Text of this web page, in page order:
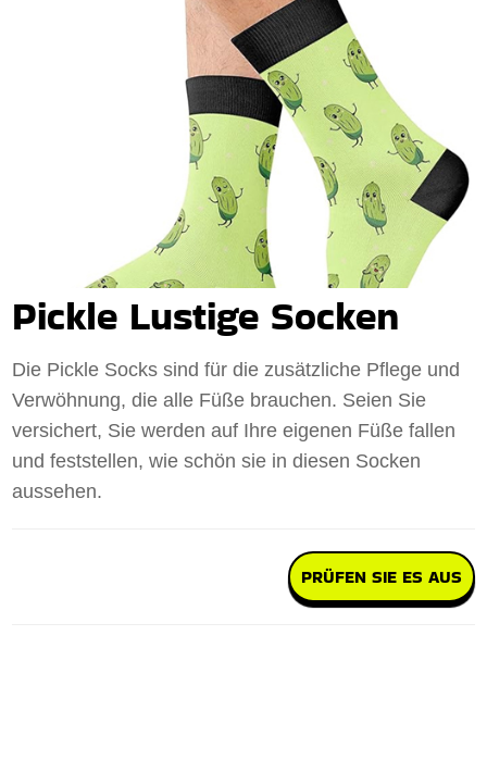
Pickle Lustige Socken
Die Pickle Socks sind für die zusätzliche Pflege und
Verwöhnung, die alle Füße brauchen. Seien Sie
versichert, Sie werden auf Ihre eigenen Füße fallen
und feststellen, wie schön sie in diesen Socken
aussehen.
PRÜFEN SIE ES AUS